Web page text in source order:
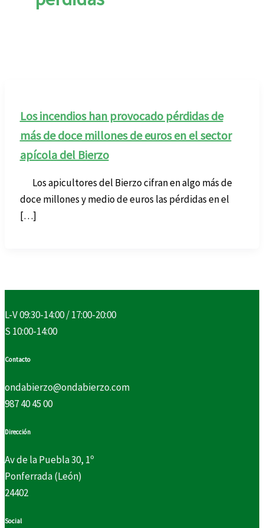
Los incendios han provocado pérdidas de
más de doce millones de euros en el sector
apícola del Bierzo
Los apicultores del Bierzo cifran en algo más de
doce millones y medio de euros las pérdidas en el
[…]
L-V 09:30-14:00 / 17:00-20:00
S 10:00-14:00
Contacto
ondabierzo@ondabierzo.com
987 40 45 00
Dirección
Av de la Puebla 30, 1º
Ponferrada (León)
24402
Social